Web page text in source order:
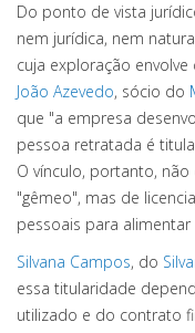
Do ponto de vista
nem jurídica, nem
cuja exploração
João Azevedo, sócio do
que "a empresa
pessoa retratada é
O vínculo, portanto,
"gêmeo", mas de
pessoais para
Silvana Campos, do
essa titularidade
utilizado e do contrato